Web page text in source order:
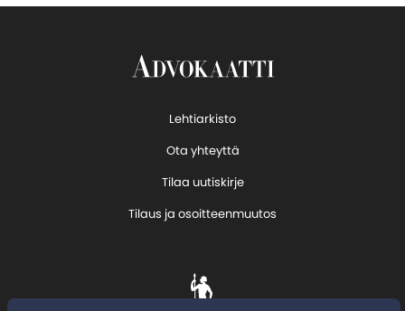
Lehtiarkisto
Ota yhteyttä
Tilaa uutiskirje
Tilaus ja osoitteenmuutos